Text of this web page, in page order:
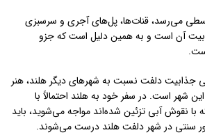
می‌رسد، قنات‌ها، پل‌های آجری و سرسبزی
آن است و به همین دلیل است که جزو
جذابیت دلفت نسبت به شهرهای دیگر هلند، هنر
شهر است. در سفر خود به هلند احتمالاً با
نقوش آبی تزئین شده‌اند مواجه می‌شوید، باید
سنتی در شهر دلفت هلند درست می‌شوند.